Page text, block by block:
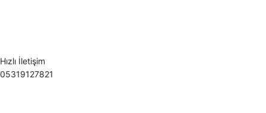
Hızlı İletişim
05319127821